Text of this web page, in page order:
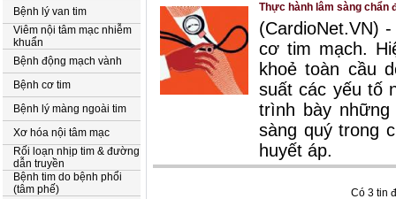
Bệnh lý van tim
Viêm nội tâm mạc nhiễm
khuẩn
Bệnh động mạch vành
Bệnh cơ tim
Bệnh lý màng ngoài tim
Xơ hóa nội tâm mạc
Rối loạn nhịp tim & đường
dẫn truyền
Bệnh tim do bệnh phổi
(tâm phế)
Thực hành lâm sàng chẩn
(CardioNet.VN)
cơ tim mạch.
khoẻ toàn cầu
suất các yếu tố
trình bày
sàng quý trong
huyết áp.
Có 3 tin